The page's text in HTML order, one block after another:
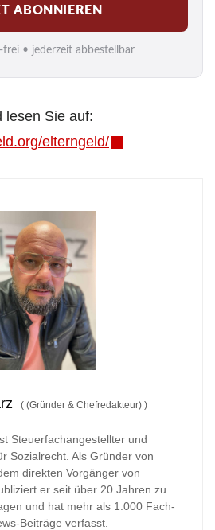
a
i
l
*
ABONNIEREN
frei • jederzeit abbestellbar
lesen Sie auf:
elterngeld/
((Gründer & Chefredakteur) )
Steuerfachangestellter und
Sozialrecht. Als Gründer von
direkten Vorgänger von
er seit über 20 Jahren zu
und hat mehr als 1.000 Fach-
Beiträge verfasst.